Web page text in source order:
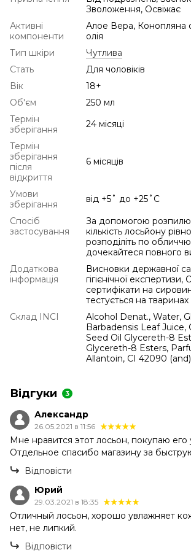
Зволоження, Освіжає
Активні
компоненти
Алое Вера, Конопляна
олія
Тип шкіри
Чутлива
Стать
Для чоловіків
Вік
18+
Об'єм
250 мл
Термін
зберігання
24 місяці
Термін
зберігання
після
відкриття
6 місяців
Умови
зберігання
від +5˚ до +25˚С
Спосіб
застосування
За допомогою
кількість лосьйону
розподіліть по
дочекайтеся повного
Додаткова
інформація
Висновки державної
гігієнічної експертизи,
сертифікати на
тестується на тваринах
Склад INCI
Alcohol Denat., Water,
Barbadensis Leaf Juice,
Seed Oil Glycereth-8
Glycereth-8 Esters,
Allantoin, CI 42090
Відгуки 3
Александр
26.05.2021 в 11:56
Мне нравится этот лосьон, покупаю его
Отдельное спасибо магазину за
Відповісти
Юрий
29.03.2021 в 18:35
Отличный лосьон, хорошо увлажняет
нет, не липкий.
Відповісти